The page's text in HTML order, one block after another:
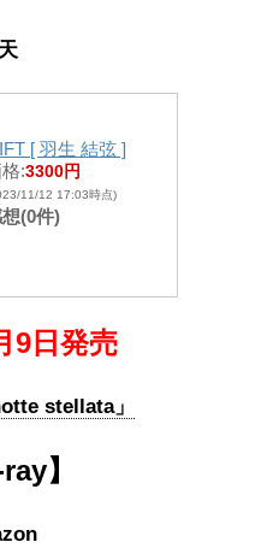
[ 羽生 結弦 ]
:3300円
11/12 17:03時点)
(0件)
9日発売
stellata」
】